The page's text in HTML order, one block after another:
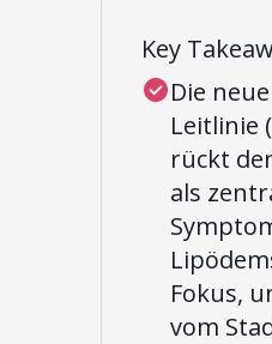
Key
Die
Leitlinie
rückt
als
Fokus,
vom